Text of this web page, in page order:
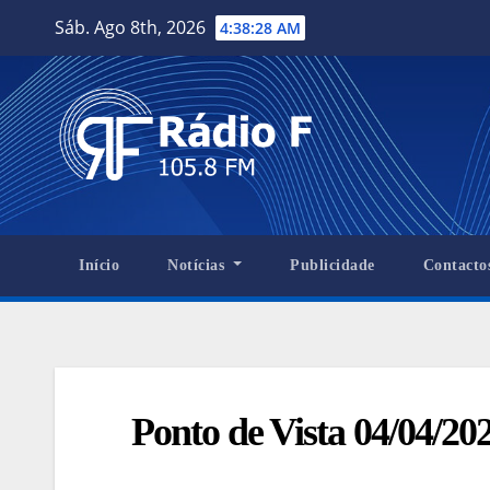
content
Sáb. Ago 8th, 2026 4:38:30 AM
Início Notícias Publicidade
Ponto de Vista 04/04/